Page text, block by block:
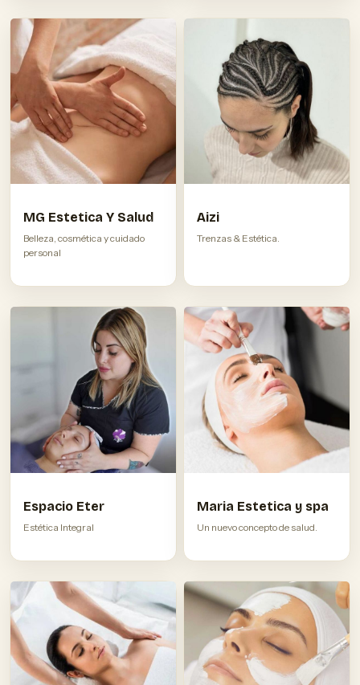
MG Estetica Y Salud
Belleza, cosmética y cuidado
personal
Aizi
Trenzas & Estética.
Espacio Eter
Estética Integral
Maria Estetica y spa
Un nuevo concepto de salud.